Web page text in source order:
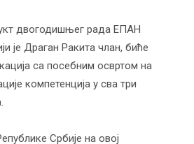
двогодишњег рада ЕПАН
је Драган Ракита члан, биће
са посебним освртом на
компетенција у сва три
Србије на овој